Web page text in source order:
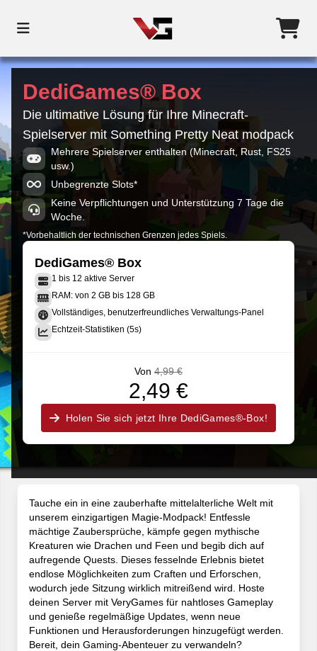
DediGames® Box
Die ultimative Lösung für Ihre Minecraft-
Spielserver mit Something Pretty Neat modpack
Mehrere Spielserver enthalten (Minecraft, Rust, FS25
usw.)
Unbegrenzte Slots*
Keine Verpflichtungen und Unterstützung 7 Tage die
Woche.
*Vorbehaltlich der technischen Grenzen jedes Spiels.
DediGames® Box
1 bis 12 aktive Server
RAM: von 2 GB bis 128 GB
Vollständiges, benutzerfreundliches Verwaltungs-Panel
Echtzeit-Statistiken (5s)
Von 4,99 €
2,49 €
Holen Sie sich jetzt Ihre DediGames®-Box!
Tauche ein in eine zauberhafte mittelalterliche Welt mit
unserem einzigartigen Magie-Modpack! Entfessle
mächtige Zaubersprüche, kämpfe gegen mythische
Kreaturen wie Drachen und Feen und begib dich auf
aufregende Quests. Dieses fesselnde Erlebnis bietet
endlose Möglichkeiten zum Craften und Erforschen,
wodurch jede Sitzung wirklich mitreißend wird. Hoste
deinen Server mit VeryGames für nahtloses Gameplay
und genieße regelmäßige Updates, wenn neue
Funktionen und Herausforderungen hinzugefügt werden.
Bereit, dein Gaming-Abenteuer zu verwandeln?